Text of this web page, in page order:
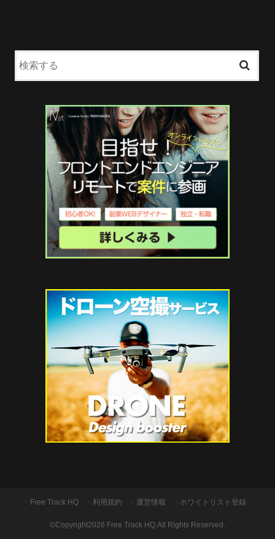
Free Track HQ 利用規約 運営情報 ホワイトリスト登録
©Copyright2026 Free Track HQ .All Rights Reserved.